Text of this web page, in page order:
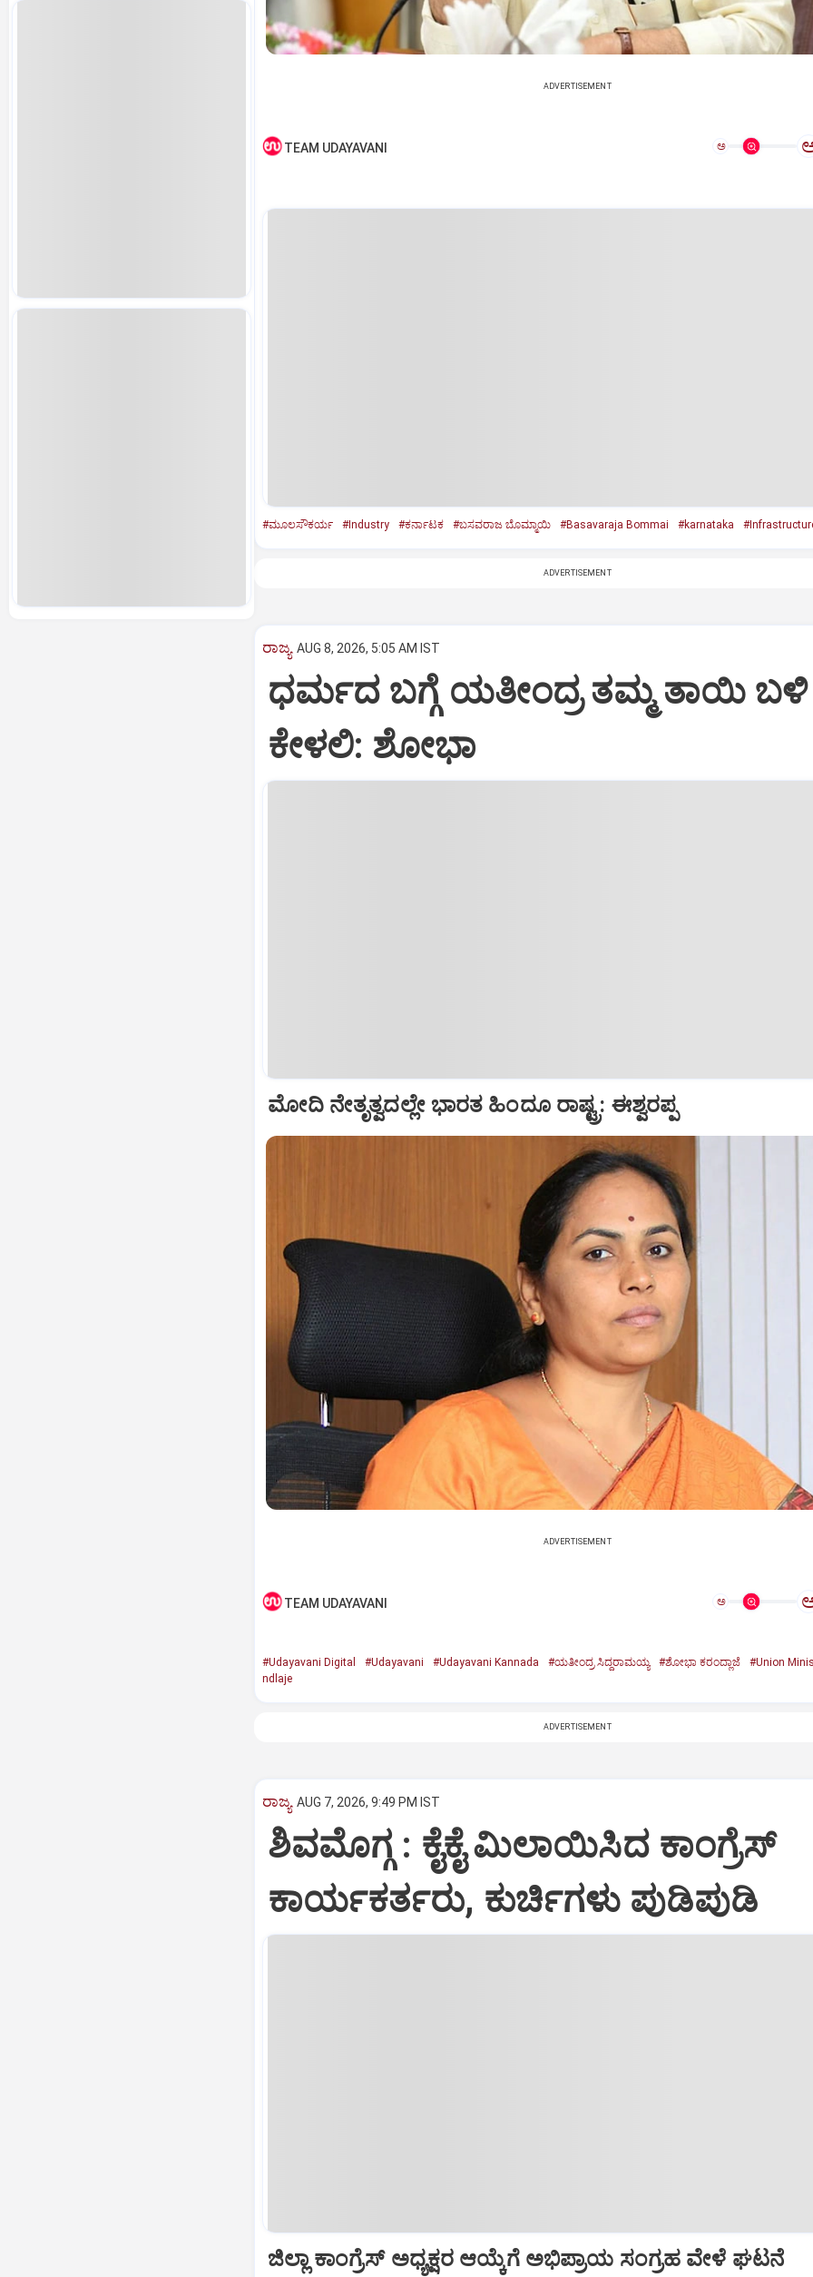
ADVERTISEMENT
TEAM UDAYAVANI ಅ
#ಮೂಲಸೌಕರ್ಯ #Industry #ಕರ್ನಾಟಕ #ಬಸವರಾಜ ಬೊಮ್ಮಾಯಿ #Basavaraja Bommai #karnataka
ADVERTISEMENT
ರಾಜ್ಯ AUG 8, 2026, 5:05 AM IST
ಧರ್ಮದ ಬಗ್ಗೆ ಯತೀಂದ್ರ ತಮ್ಮ ತಾಯಿ ಬಳಿ
ಕೇಳಲಿ: ಶೋಭಾ
ಮೋದಿ ನೇತೃತ್ವದಲ್ಲೇ ಭಾರತ ಹಿಂದೂ ರಾಷ್ಟ್ರ: ಈಶ್ವರಪ್ಪ
ADVERTISEMENT
TEAM UDAYAVANI ಅ
#Udayavani Digital #Udayavani #Udayavani Kannada #ಯತೀಂದ್ರ ಸಿದ್ದರಾಮಯ್ಯ #ಶೋಭಾ ಕರಂದ್ಲಾಜೆ
#Union
ndlaje
ADVERTISEMENT
ರಾಜ್ಯ AUG 7, 2026, 9:49 PM IST
ಶಿವಮೊಗ್ಗ : ಕೈಕೈ ಮಿಲಾಯಿಸಿದ ಕಾಂಗ್ರೆಸ್
ಕಾರ್ಯಕರ್ತರು, ಕುರ್ಚಿಗಳು ಪುಡಿಪುಡಿ
ಜಿಲ್ಲಾ ಕಾಂಗ್ರೆಸ್ ಅಧ್ಯಕ್ಷರ ಆಯ್ಕೆಗೆ ಅಭಿಪ್ರಾಯ ಸಂಗ್ರಹ ವೇಳೆ ಘಟನೆ